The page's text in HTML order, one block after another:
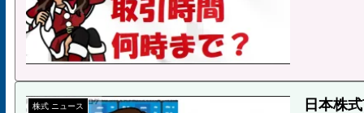
株式 ニュース 日本株